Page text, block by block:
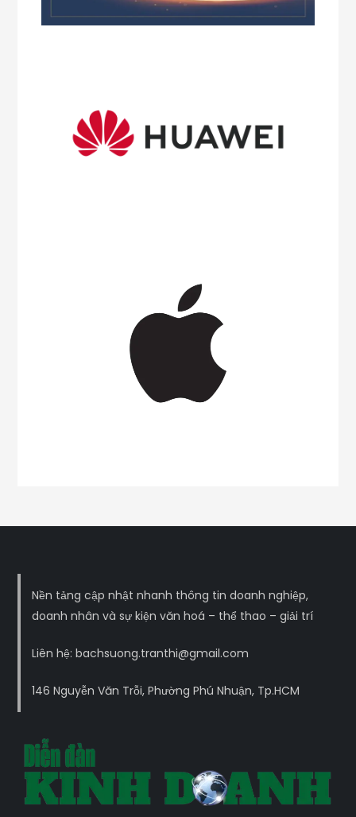
Nền tảng cập nhật nhanh thông tin doanh nghiệp,
doanh nhân và sự kiện văn hoá – thể thao – giải trí
Liên hệ: bachsuong.tranthi@gmail.com
146 Nguyễn Văn Trỗi, Phường Phú Nhuận, Tp.HCM